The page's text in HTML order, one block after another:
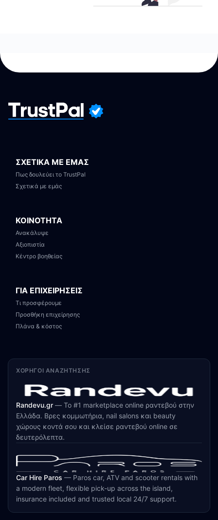
ΣΧΕΤΙΚΑ ΜΕ ΕΜΑΣ
Πως δουλεύει το TrustPal
Σχετικά με εμάς
ΚΟΙΝΟΤΗΤΑ
Ανακάλυψε
Αξιοπιστία
Κέντρο βοηθείας
ΓΙΑ ΕΠΙΧΕΙΡΗΣΕΙΣ
Τι προσφέρουμε
Προσθήκη επιχείρησης
Πλάνα & κόστος
ΧΟΡΗΓΟΊ ΑΝΑΖΉΤΗΣΗΣ
Randevu.gr — Το #1 marketplace online ραντεβού στην
Ελλάδα. Βρες κομμωτήρια, nail salons και beauty
χώρους κοντά σου και κλείσε ραντεβού online σε
δευτερόλεπτα.
Car Hire Paros — Paros car, ATV and scooter rentals with
a modern fleet, flexible pick-up across the island,
insurance included and trusted local 24/7 support.